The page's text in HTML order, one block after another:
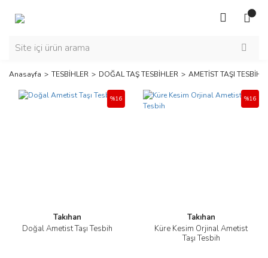
Anasayfa TESBİHLER DOĞAL TAŞ TESBİHLER AMETİST TAŞI
Takıhan
Doğal Ametist Taşı Tesbih
%16
Takıhan
Küre Kesim Orjinal Ametist
Taşı Tesbih
%16